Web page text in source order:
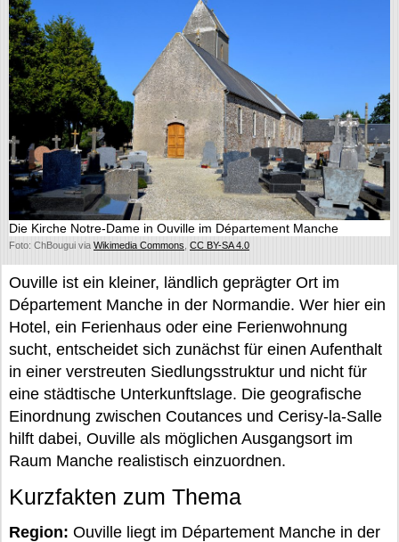
Die Kirche Notre-Dame in Ouville im Département Manche
Foto: ChBougui via Wikimedia Commons CC BY-SA 4.0
Ouville ist ein kleiner, ländlich geprägter Ort im
Département Manche in der Normandie. Wer hier ein
Hotel, ein Ferienhaus oder eine Ferienwohnung
sucht, entscheidet sich zunächst für einen Aufenthalt
in einer verstreuten Siedlungsstruktur und nicht für
eine städtische Unterkunftslage. Die geografische
Einordnung zwischen Coutances und Cerisy-la-Salle
hilft dabei, Ouville als möglichen Ausgangsort im
Raum Manche realistisch einzuordnen.
Kurzfakten zum Thema
Region: Ouville liegt im Département Manche in der